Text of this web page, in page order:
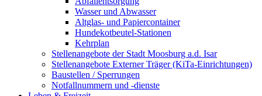
Wasser und Abwasser
Altglas- und Papiercontainer
Hundekotbeutel-Stationen
Kehrplan
Stellenangebote der Stadt Moosburg a.d. Isar
Stellenangebote Externer Träger (KiTa-Einrichtungen)
Baustellen / Sperrungen
Notfallnummern und -dienste